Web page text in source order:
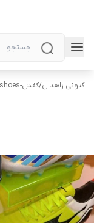
کتونی زاهدان/کفش-shoes